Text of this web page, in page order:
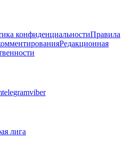
конфиденциальностиПравила
Редакционная
telegramviber
лига